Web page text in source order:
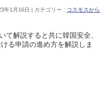
年1月16日 カテゴリー : コスモスから
て解説すると共に韓国安全、
る申請の進め方を解説しま